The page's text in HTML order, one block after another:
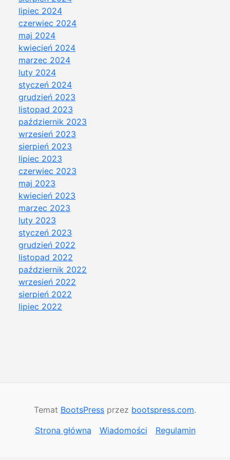
lipiec 2024
czerwiec 2024
maj 2024
kwiecień 2024
marzec 2024
luty 2024
styczeń 2024
grudzień 2023
listopad 2023
październik 2023
wrzesień 2023
sierpień 2023
lipiec 2023
czerwiec 2023
maj 2023
kwiecień 2023
marzec 2023
luty 2023
styczeń 2023
grudzień 2022
listopad 2022
październik 2022
wrzesień 2022
sierpień 2022
lipiec 2022
Temat BootsPress przez bootspress.com.
Strona główna
Wiadomości Regulamin